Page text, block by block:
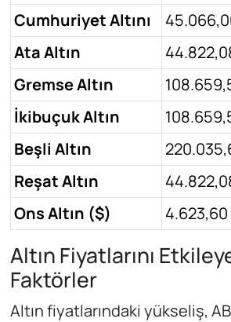
Cumhuriyet Altını
Ata Altın
Gremse Altın
İkibuçuk Altın
Beşli Altın
Reşat Altın
Ons Altın ($)
4.623,60
Altın Fiyatlarını
Faktörler
Altın fiyatlarındaki yükseliş,